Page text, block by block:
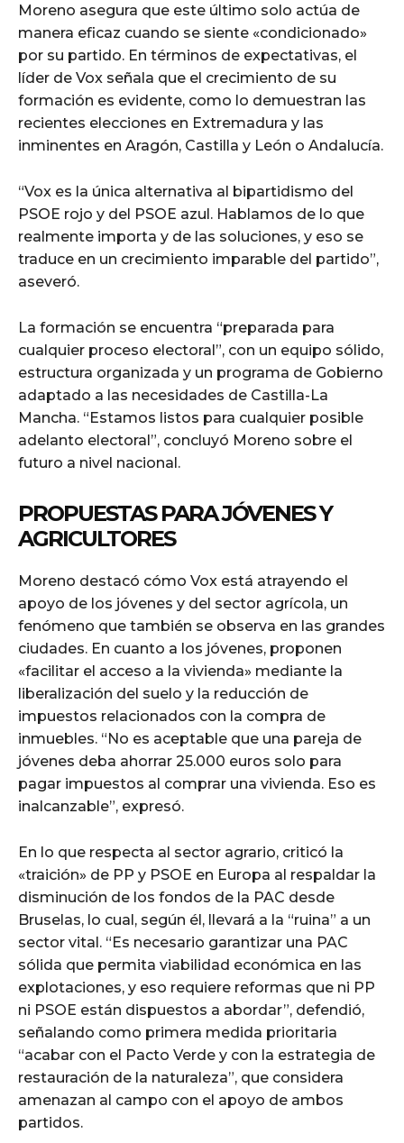
Moreno asegura que este último solo actúa de
manera eficaz cuando se siente «condicionado»
por su partido. En términos de expectativas, el
líder de Vox señala que el crecimiento de su
formación es evidente, como lo demuestran las
recientes elecciones en Extremadura y las
inminentes en Aragón, Castilla y León o Andalucía.
“Vox es la única alternativa al bipartidismo del
PSOE rojo y del PSOE azul. Hablamos de lo que
realmente importa y de las soluciones, y eso se
traduce en un crecimiento imparable del partido”,
aseveró.
La formación se encuentra “preparada para
cualquier proceso electoral”, con un equipo sólido,
estructura organizada y un programa de Gobierno
adaptado a las necesidades de Castilla-La
Mancha. “Estamos listos para cualquier posible
adelanto electoral”, concluyó Moreno sobre el
futuro a nivel nacional.
PROPUESTAS PARA JÓVENES Y
AGRICULTORES
Moreno destacó cómo Vox está atrayendo el
apoyo de los jóvenes y del sector agrícola, un
fenómeno que también se observa en las grandes
ciudades. En cuanto a los jóvenes, proponen
«facilitar el acceso a la vivienda» mediante la
liberalización del suelo y la reducción de
impuestos relacionados con la compra de
inmuebles. “No es aceptable que una pareja de
jóvenes deba ahorrar 25.000 euros solo para
pagar impuestos al comprar una vivienda. Eso es
inalcanzable”, expresó.
En lo que respecta al sector agrario, criticó la
«traición» de PP y PSOE en Europa al respaldar la
disminución de los fondos de la PAC desde
Bruselas, lo cual, según él, llevará a la “ruina” a un
sector vital. “Es necesario garantizar una PAC
sólida que permita viabilidad económica en las
explotaciones, y eso requiere reformas que ni PP
ni PSOE están dispuestos a abordar”, defendió,
señalando como primera medida prioritaria
“acabar con el Pacto Verde y con la estrategia de
restauración de la naturaleza”, que considera
amenazan al campo con el apoyo de ambos
partidos.